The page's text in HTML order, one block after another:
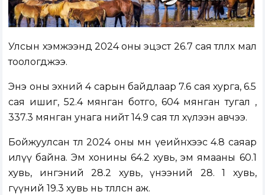
Улсын хэмжээнд 2024 оны эцэст 26.7 сая төллөх мал
тоологджээ.
Энэ оны эхний 4 сарын байдлаар 7.6 сая хурга, 6.5
сая ишиг, 52.4 мянган ботго, 604 мянган тугал ,
337.3 мянган унага нийт 14.9 сая төл хүлээн авчээ.
Бойжуулсан төл 2024 оны мөн үеийнхээс 4.8 саяар
илүү байна. Эм хонины 64.2 хувь, эм ямааны 60.1
хувь, ингэний 28.2 хувь, үнээний 28. 1 хувь,
гүүний 19.3 хувь нь төллөсөн аж.